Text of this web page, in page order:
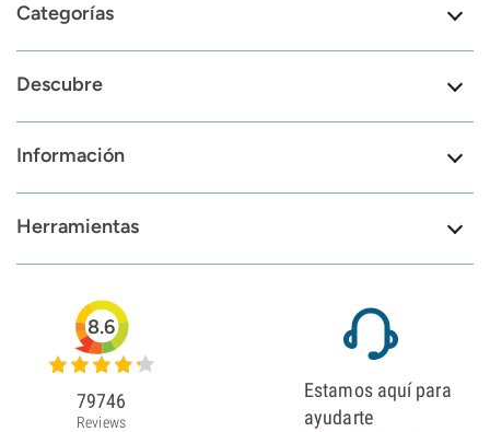
Categorías
Descubre
Información
Herramientas
8.6
79746
Reviews
Estamos aquí para
ayudarte